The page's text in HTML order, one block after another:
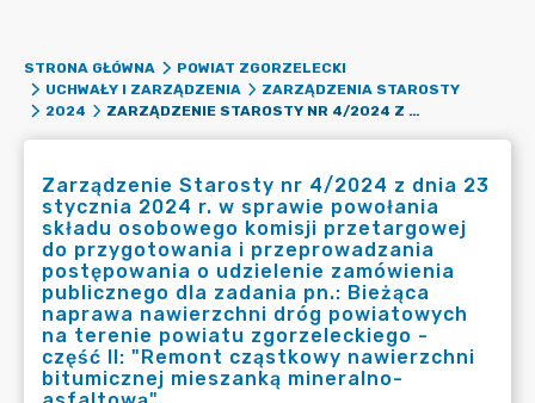
STRONA GŁÓWNA
POWIAT ZGORZELECKI
UCHWAŁY I ZARZĄDZENIA
ZARZĄDZENIA STAROSTY
2024
ZARZĄDZENIE STAROSTY NR 4/2024 Z DNIA 23 STYCZNIA 2024 R. W SPRAWIE POWOŁANIA SKŁADU OSOBOWEGO KOMISJI PRZETARGOWEJ DO PRZYGOTOWANIA I PRZEPROWADZANIA POSTĘPOWANIA O UDZIELENIE ZAMÓWIENIA PUBLICZNEGO DLA ZADANIA PN.: BIEŻĄCA NAPRAWA NAWIERZCHNI DRÓG POWIATOWYCH NA TERENIE POWIATU ZGORZELECKIEGO - CZĘŚĆ II: "REMONT CZĄSTKOWY NAWIERZCHNI BITUMICZNEJ MIESZANKĄ MINERALNO-ASFALTOWĄ".
Zarządzenie Starosty nr 4/2024 z dnia 23
stycznia 2024 r. w sprawie powołania
składu osobowego komisji przetargowej
do przygotowania i przeprowadzania
postępowania o udzielenie zamówienia
publicznego dla zadania pn.: Bieżąca
naprawa nawierzchni dróg powiatowych
na terenie powiatu zgorzeleckiego -
część II: "Remont cząstkowy nawierzchni
bitumicznej mieszanką mineralno-